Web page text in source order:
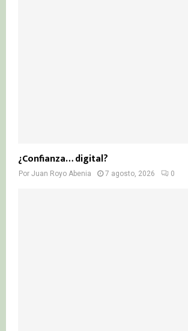
¿Confianza… digital?
Por Juan Royo Abenia 7 agosto, 2026 0